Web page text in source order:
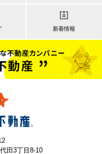
新着情報
田3丁目8-10